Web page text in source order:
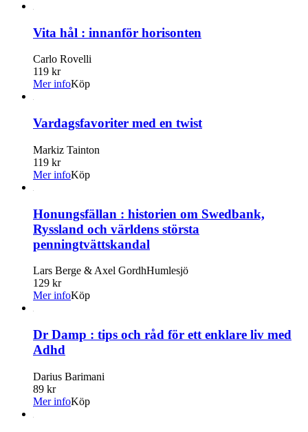
Vita hål : innanför horisonten
Carlo Rovelli
119 kr
Mer infoKöp
Vardagsfavoriter med en twist
Markiz Tainton
119 kr
Mer infoKöp
Honungsfällan : historien om Swedbank,
Ryssland och världens största
penningtvättskandal
Lars Berge & Axel GordhHumlesjö
129 kr
Mer infoKöp
Dr Damp : tips och råd för ett enklare liv med
Adhd
Darius Barimani
89 kr
Mer infoKöp